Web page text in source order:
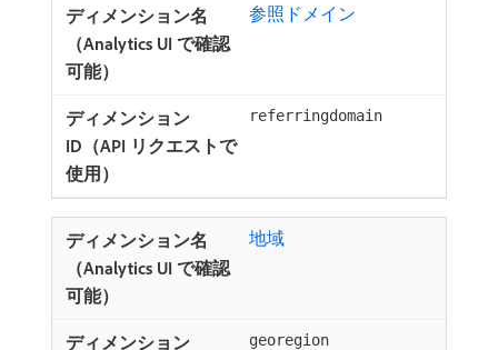
参照ドメイン
referringdomain
地域
georegion